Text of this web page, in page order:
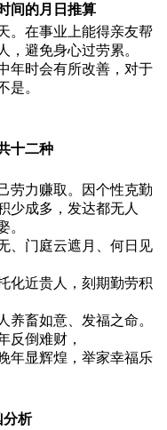
间的月日推算
。在事业上能得亲友帮
，避免身心过劳累。
年时会有所改善，对于
是。
十二种
劳力赚取。因个性克勤
少成多，发达都无人
。
、门庭云遮月、何日见
化近贵人，刻期勤劳积
养畜如意、发福之命。
反倒难财，
年显辉煌，举家幸福乐
分析